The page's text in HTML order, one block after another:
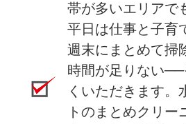
帯が多いエリアで
平日は仕事と子育
週末にまとめて掃
時間が足りない──
くいただきます。
トのまとめクリー